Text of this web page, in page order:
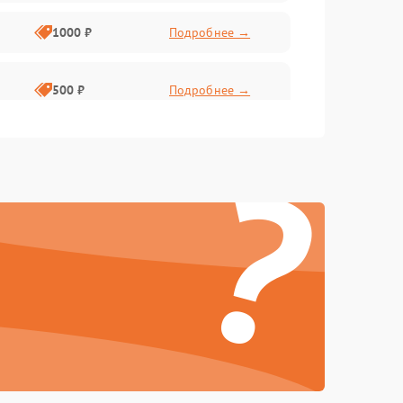
1000 ₽ Подробнее →
500 ₽ Подробнее →
Подробнее →
Подробнее →
Подробнее →
?